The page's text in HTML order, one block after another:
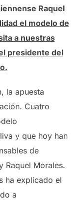
Raquel
el modelo de
a nuestras
presidente del
la apuesta
Cuatro
y que hoy han
de
Raquel Morales.
ha explicado el
a